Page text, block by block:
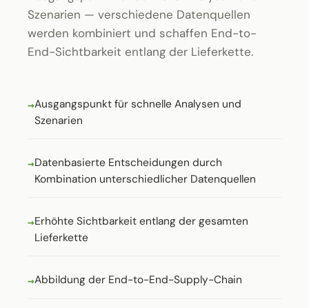
Szenarien — verschiedene Datenquellen
werden kombiniert und schaffen End-to-
End-Sichtbarkeit entlang der Lieferkette.
Ausgangspunkt für schnelle Analysen und
Szenarien
Datenbasierte Entscheidungen durch
Kombination unterschiedlicher Datenquellen
Erhöhte Sichtbarkeit entlang der gesamten
Lieferkette
Abbildung der End-to-End-Supply-Chain